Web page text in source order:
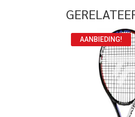
AANBIEDING!